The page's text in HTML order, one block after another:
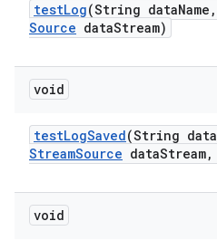
testLog(String dataName ,
Source dataStream)
void
testLogSaved(String data
StreamSource dataStream,
void